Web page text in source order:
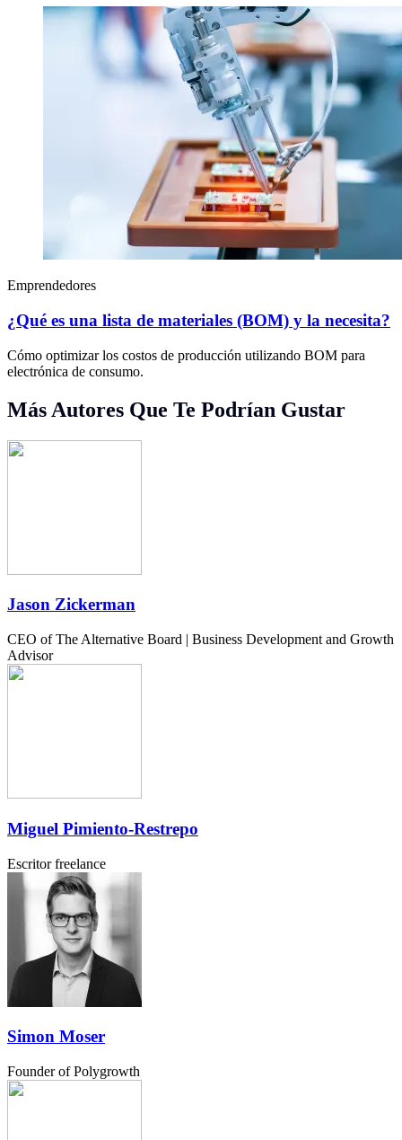
Emprendedores
¿Qué es una lista de materiales (BOM) y la necesita?
Cómo optimizar los costos de producción utilizando BOM para
electrónica de consumo.
Más Autores Que Te Podrían Gustar
Jason Zickerman
CEO of The Alternative Board | Business Development and Growth
Advisor
Miguel Pimiento-Restrepo
Escritor freelance
Simon Moser
Founder of Polygrowth